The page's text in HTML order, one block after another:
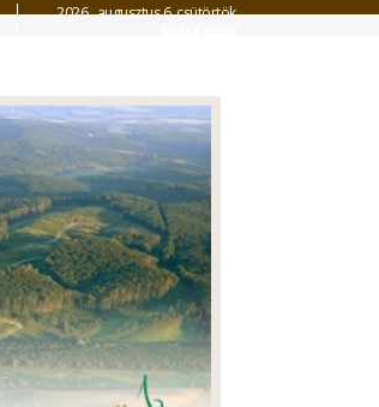
2026. augusztus 6. csütörtök,